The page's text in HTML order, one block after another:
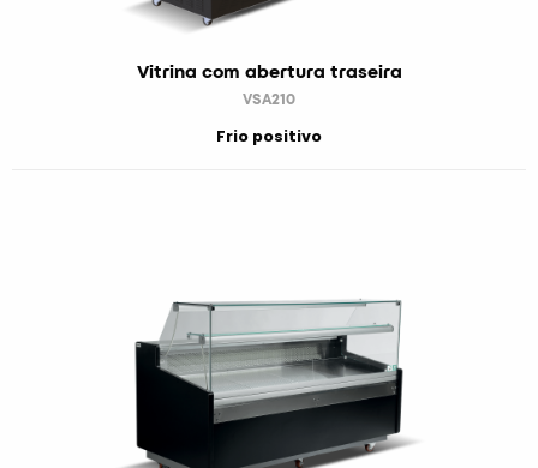
Vitrina com abertura traseira
VSA210
Frio positivo